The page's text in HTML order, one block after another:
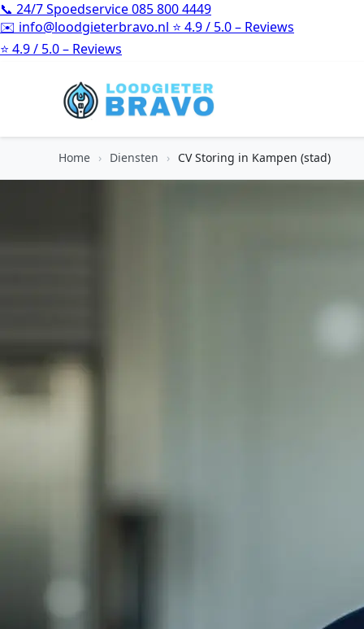
📞 24/7 Spoedservice085 800 4449
✉️ info@loodgieterbravo.nl ⭐ 4.9 / 5.0 – Reviews
⭐ 4.9 / 5.0 – Reviews
Home › Diensten › CV Storing in Kampen (stad)